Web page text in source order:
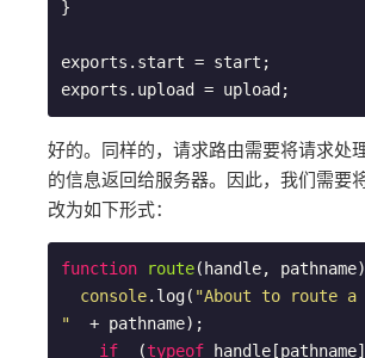
}
exports.start = start;
exports.upload = upload;
好的。同样的，请求路由需要将请求处
的信息返回给服务器。因此，我们需要
改为如下形式：
function route( handle, pathname
console.log( "About to route
"
  + pathname);
if
  (
typeof